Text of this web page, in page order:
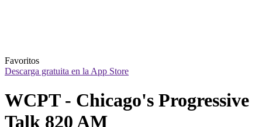
Favoritos
Descarga gratuita en la App Store
WCPT - Chicago's Progressive
Talk 820 AM